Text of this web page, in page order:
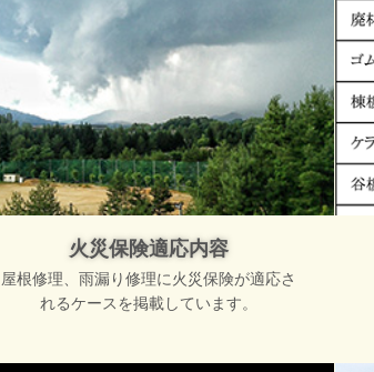
火災保険適応内容
屋根修理、雨漏り修理に火災保険が適応さ
れるケースを掲載しています。